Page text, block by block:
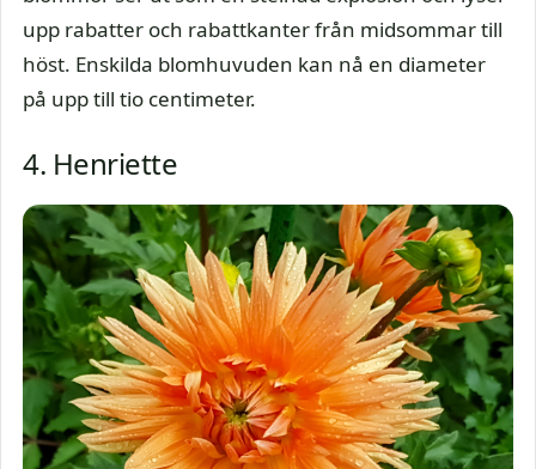
upp rabatter och rabattkanter från midsommar till
höst. Enskilda blomhuvuden kan nå en diameter
på upp till tio centimeter.
4. Henriette